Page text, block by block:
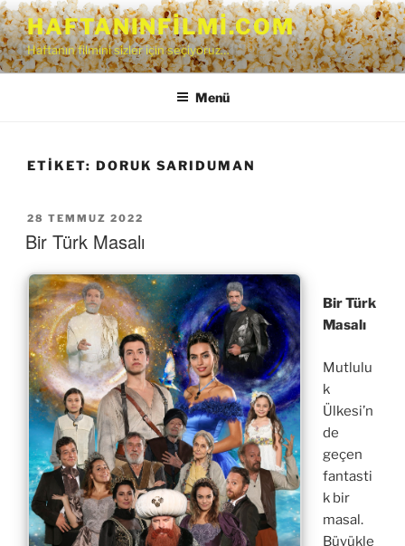
İçeriğe
geç HAFTANINFILMI.COM
Haftanın filmini sizler için seçiyoruz…
Menü
ETIKET: DORUK SARIDUMAN
YAYIM
TARIHI
28 TEMMUZ 2022
Bir Türk Masalı
Bir Türk
Masalı
Mutlulu
k
Ülkesi’n
de
geçen
fantasti
k bir
masal.
Büyükle